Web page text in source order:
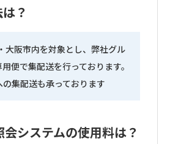
？
大阪市内を対象とし、弊社グル
便で集配送を行っております。
集配送も承っております
システムの使用料は？